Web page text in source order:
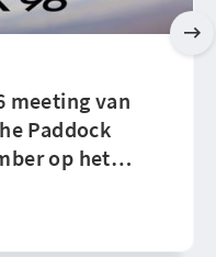
meeting van
Paddock
op het…